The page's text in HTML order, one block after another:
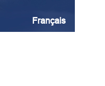
Français